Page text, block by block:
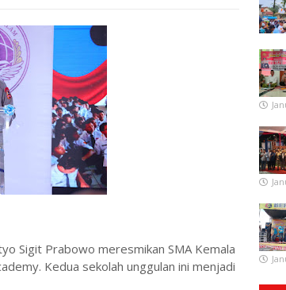
Sigit Prabowo meresmikan SMA Kemala
Kedua sekolah unggulan ini menjadi